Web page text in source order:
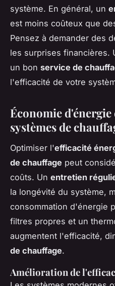
système. En général, un
est moins coûteux que
Pensez à demander des
les surprises financières.
un bon service de
l'efficacité de votre
Économie d'énergie
systèmes de
Optimiser l'efficacité
de chauffage peut
coûts. Un entretien
la longévité du système,
consommation d'énergie
filtres propres et un
augmentent l'efficacité,
de chauffage.
Amélioration de